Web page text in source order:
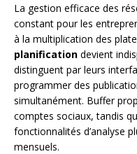
La gestion efficace des
constant pour les
à la multiplication des
planification devient
distinguent par leurs
programmer des
simultanément. Buffer
comptes sociaux, tandis
fonctionnalités d’analyse
mensuels.